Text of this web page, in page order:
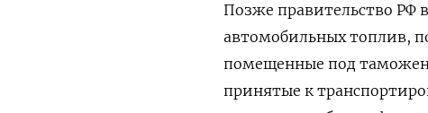
Позже правительство РФ
автомобильных топлив,
помещенные под
принятые к